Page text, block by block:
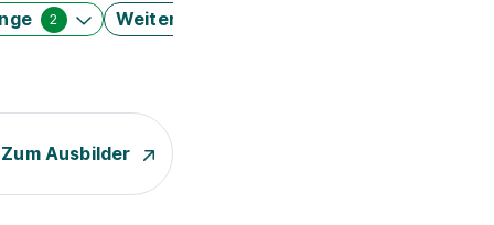
2 Weitere Filter
Zum Ausbilder